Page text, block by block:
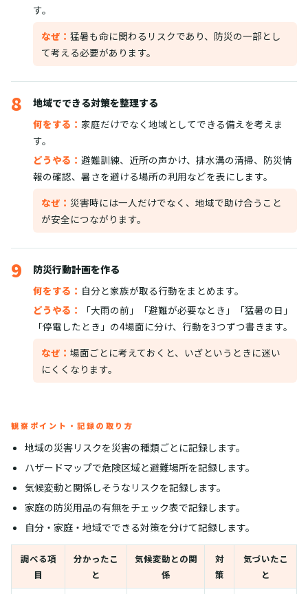
す。
なぜ： 猛暑も命に関わるリスクであり、防災の一部とし
て考える必要があります。
8
地域でできる対策を整理する
何をする： 家庭だけでなく地域としてできる備えを考えま
す。
どうやる： 避難訓練、近所の声かけ、排水溝の清掃、防災情
報の確認、暑さを避ける場所の利用などを表にします。
なぜ： 災害時には一人だけでなく、地域で助け合うこと
が安全につながります。
9
防災行動計画を作る
何をする： 自分と家族が取る行動をまとめます。
どうやる：
「大雨の前」「避難が必要なとき」「猛暑の日」
「停電したとき」の4場面に分け、行動を3つずつ書きます。
なぜ： 場面ごとに考えておくと、いざというときに迷い
にくくなります。
観察ポイント・記録の取り方
地域の災害リスクを災害の種類ごとに記録します。
ハザードマップで危険区域と避難場所を記録します。
気候変動と関係しそうなリスクを記録します。
家庭の防災用品の有無をチェック表で記録します。
自分・家庭・地域でできる対策を分けて記録します。
調べる項
目
分かったこ
と
気候変動との関
係
対
策
気づいたこ
と